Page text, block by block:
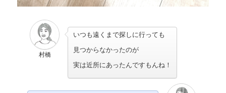
村橋
いつも遠くまで探しに行っても
見つからなかったのが
実は近所にあったんですもんね！